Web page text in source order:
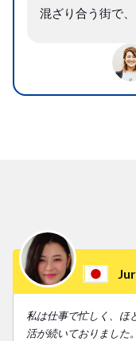
混ざり合う街で
私は仕事で忙しく、ほ
活が続いておりました